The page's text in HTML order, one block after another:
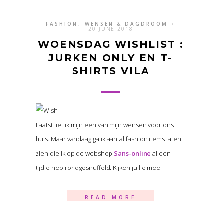
FASHION , WENSEN & DAGDROOM /
20 JUNE 2018
WOENSDAG WISHLIST :
JURKEN ONLY EN T-
SHIRTS VILA
Laatst liet ik mijn een van mijn wensen voor ons
huis. Maar vandaag ga ik aantal fashion items laten
zien die ik op de webshop Sans-online al een
tijdje heb rondgesnuffeld. Kijken jullie mee
READ MORE